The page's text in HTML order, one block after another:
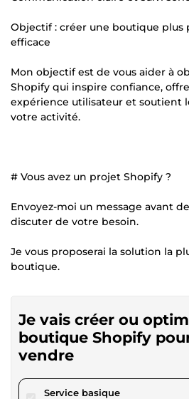
Objectif : créer une boutique plus
efficace
Mon objectif est de vous aider à
Shopify qui inspire confiance,
expérience utilisateur et soutient
votre activité.
# Vous avez un projet Shopify ?
Envoyez-moi un message avant
discuter de votre besoin.
Je vous proposerai la solution la
boutique.
Je vais créer ou
boutique Shopify
vendre
Service basiquepour 92,58 $US